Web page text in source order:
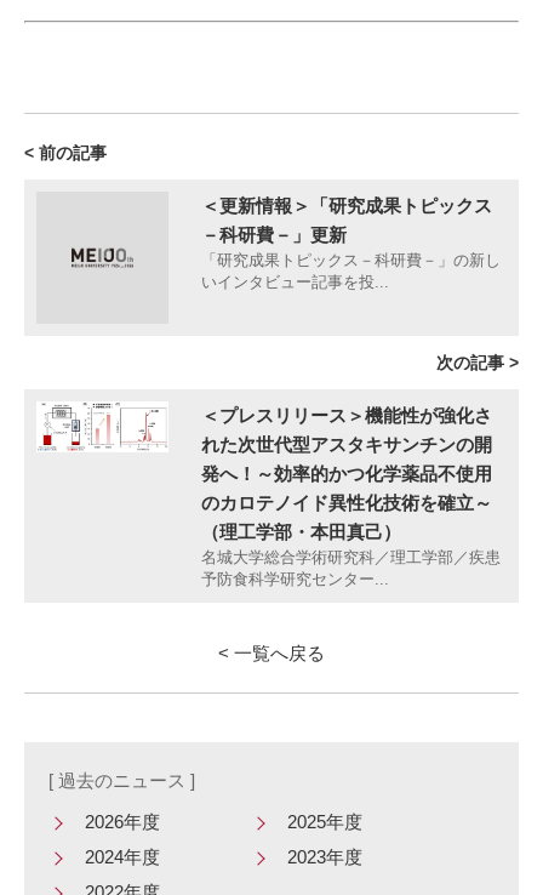
< 前の記事
＜更新情報＞「研究成果トピックス
－科研費－」更新
「研究成果トピックス－科研費－」の新し
いインタビュー記事を投...
次の記事 >
＜プレスリリース＞機能性が強化さ
れた次世代型アスタキサンチンの開
発へ！～効率的かつ化学薬品不使用
のカロテノイド異性化技術を確立～
（理工学部・本田真己）
名城大学総合学術研究科／理工学部／疾患
予防食科学研究センター...
< 一覧へ戻る
[ 過去のニュース ]
2026年度
2025年度
2024年度
2023年度